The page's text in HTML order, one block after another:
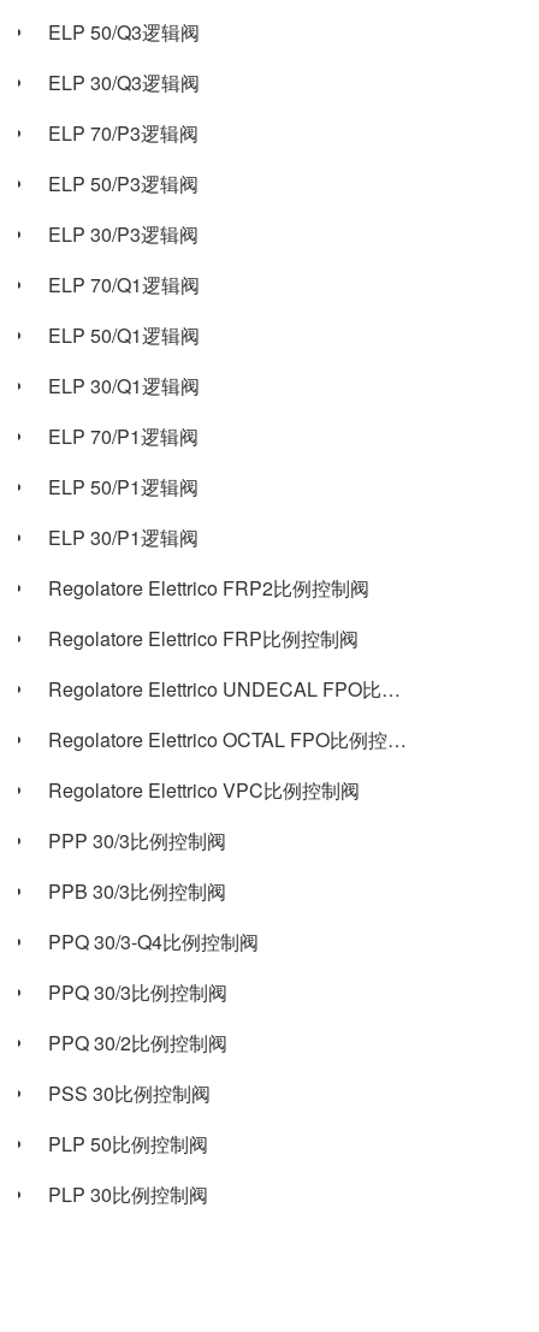
ELP 50/Q3逻辑阀
ELP 30/Q3逻辑阀
ELP 70/P3逻辑阀
ELP 50/P3逻辑阀
ELP 30/P3逻辑阀
ELP 70/Q1逻辑阀
ELP 50/Q1逻辑阀
ELP 30/Q1逻辑阀
ELP 70/P1逻辑阀
ELP 50/P1逻辑阀
ELP 30/P1逻辑阀
Regolatore Elettrico FRP2比例控制阀
Regolatore Elettrico FRP比例控制阀
Regolatore Elettrico UNDECAL FPO比例控制阀
Regolatore Elettrico OCTAL FPO比例控制阀
Regolatore Elettrico VPC比例控制阀
PPP 30/3比例控制阀
PPB 30/3比例控制阀
PPQ 30/3-Q4比例控制阀
PPQ 30/3比例控制阀
PPQ 30/2比例控制阀
PSS 30比例控制阀
PLP 50比例控制阀
PLP 30比例控制阀